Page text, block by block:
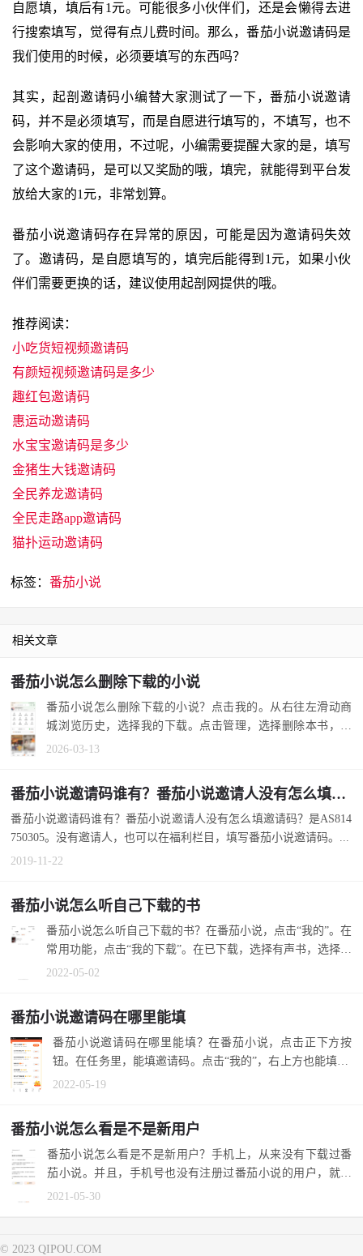
自愿填，填后有1元。可能很多小伙伴们，还是会懒得去进
行搜索填写，觉得有点儿费时间。那么，番茄小说邀请码是
我们使用的时候，必须要填写的东西吗？
其实，起剖邀请码小编替大家测试了一下，番茄小说邀请
码，并不是必须填写，而是自愿进行填写的，不填写，也不
会影响大家的使用，不过呢，小编需要提醒大家的是，填写
了这个邀请码，是可以又奖励的哦，填完，就能得到平台发
放给大家的1元，非常划算。
番茄小说邀请码存在异常的原因，可能是因为邀请码失效
了。邀请码，是自愿填写的，填完后能得到1元，如果小伙
伴们需要更换的话，建议使用起剖网提供的哦。
推荐阅读：
小吃货短视频邀请码
有颜短视频邀请码是多少
趣红包邀请码
惠运动邀请码
水宝宝邀请码是多少
金猪生大钱邀请码
全民养龙邀请码
全民走路app邀请码
猫扑运动邀请码
标签：番茄小说
相关文章
番茄小说怎么删除下载的小说
番茄小说怎么删除下载的小说？点击我的。从右往左滑动商
城浏览历史，选择我的下载。点击管理，选择删除本书，再
点删除。 1.打...
2026-03-13
番茄小说邀请码谁有？番茄小说邀请人没有怎么填邀请码？
番茄小说邀请码谁有？番茄小说邀请人没有怎么填邀请码？是AS814
750305。没有邀请人，也可以在福利栏目，填写番茄小说邀请码。...
2019-11-22
番茄小说怎么听自己下载的书
番茄小说怎么听自己下载的书？在番茄小说，点击“我的”。在
常用功能，点击“我的下载”。在已下载，选择有声书，选择作
品，收听...
2022-05-02
番茄小说邀请码在哪里能填
番茄小说邀请码在哪里能填？在番茄小说，点击正下方按
钮。在任务里，能填邀请码。点击“我的”，右上方也能填AS
814750305。 1....
2022-05-19
番茄小说怎么看是不是新用户
番茄小说怎么看是不是新用户？手机上，从来没有下载过番
茄小说。并且，手机号也没有注册过番茄小说的用户，就是
新用户。 1.我...
2021-05-30
© 2023 QIPOU.COM